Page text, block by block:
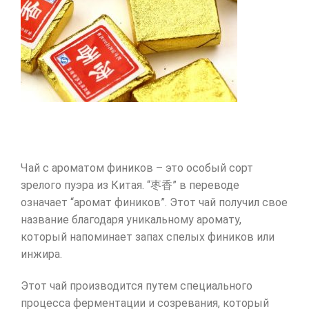
Чай с ароматом фиников – это особый сорт
зрелого пуэра из Китая. “枣香” в переводе
означает “аромат фиников”. Этот чай получил свое
название благодаря уникальному аромату,
который напоминает запах спелых фиников или
инжира.
Этот чай производится путем специального
процесса ферментации и созревания, который